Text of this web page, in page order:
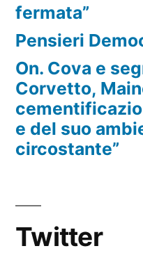
fermata”
Pensieri
On. Cova e
Corvetto,
e del suo
circostante”
Twitter